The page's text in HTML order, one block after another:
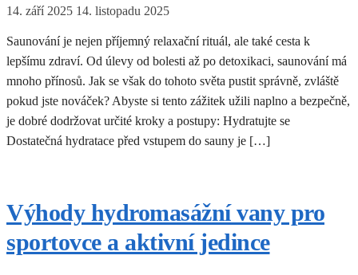
14. září 2025 14. listopadu 2025
Saunování je nejen příjemný relaxační rituál, ale také cesta k
lepšímu zdraví. Od úlevy od bolesti až po detoxikaci, saunování má
mnoho přínosů. Jak se však do tohoto světa pustit správně, zvláště
pokud jste nováček? Abyste si tento zážitek užili naplno a bezpečně,
je dobré dodržovat určité kroky a postupy: Hydratujte se
Dostatečná hydratace před vstupem do sauny je […]
Výhody hydromasážní vany pro
sportovce a aktivní jedince